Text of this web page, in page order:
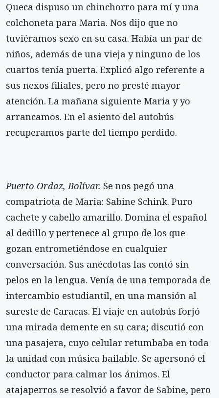
Queca dispuso un chinchorro para mí y una
colchoneta para Maria. Nos dijo que no
tuviéramos sexo en su casa. Había un par de
niños, además de una vieja y ninguno de los
cuartos tenía puerta. Explicó algo referente a
sus nexos filiales, pero no presté mayor
atención. La mañana siguiente Maria y yo
arrancamos. En el asiento del autobús
recuperamos parte del tiempo perdido.
Puerto Ordaz, Bolívar. Se nos pegó una
compatriota de Maria: Sabine Schink. Puro
cachete y cabello amarillo. Domina el español
al dedillo y pertenece al grupo de los que
gozan entrometiéndose en cualquier
conversación. Sus anécdotas las contó sin
pelos en la lengua. Venía de una temporada de
intercambio estudiantil, en una mansión al
sureste de Caracas. El viaje en autobús forjó
una mirada demente en su cara; discutió con
una pasajera, cuyo celular retumbaba en toda
la unidad con música bailable. Se apersonó el
conductor para calmar los ánimos. El
atajaperros se resolvió a favor de Sabine, pero